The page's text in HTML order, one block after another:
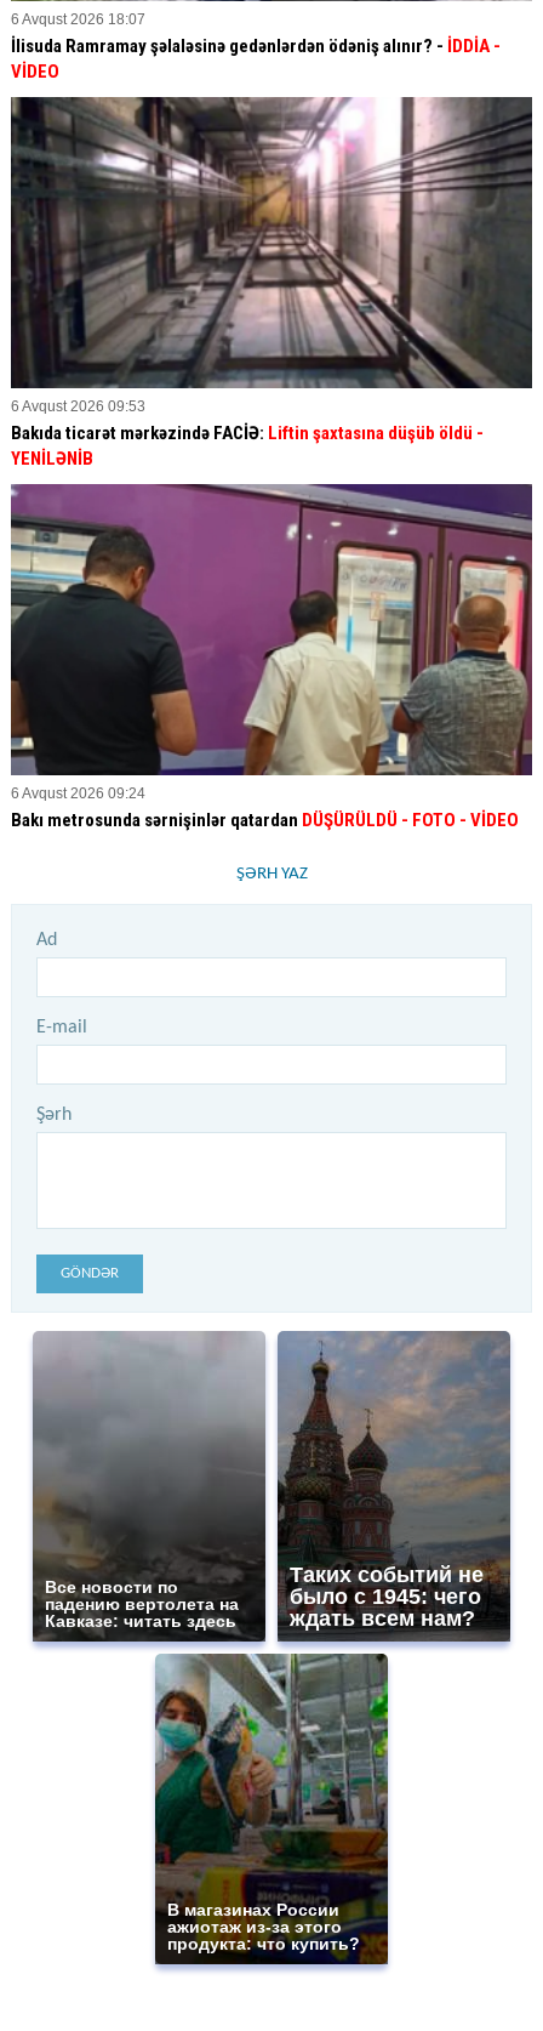
6 Avqust 2026 18:07
İlisuda Ramramay şəlaləsinə gedənlərdən ödəniş alınır? - İDDİA -
VİDEO
6 Avqust 2026 09:53
Bakıda ticarət mərkəzində FACİƏ: Liftin şaxtasına düşüb öldü -
YENİLƏNİB
6 Avqust 2026 09:24
Bakı metrosunda sərnişinlər qatardan DÜŞÜRÜLDÜ - FOTO - VİDEO
ŞƏRH YAZ
Ad
E-mail
Şərh
GÖNDƏR
Все новости по
падению вертолета на
Кавказе: читать здесь
Таких событий не
было с 1945: чего
ждать всем нам?
В магазинах России
ажиотаж из-за этого
продукта: что купить?